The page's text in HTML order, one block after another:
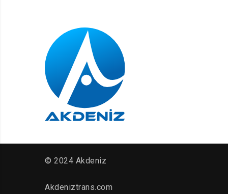
© 2024 Akdeniz
Akdeniztrans.com